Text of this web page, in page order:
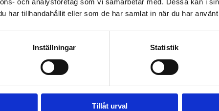
och analysföretag som vi samarbetar med. Dessa kan i
har tillhandahållit eller som de har samlat in när du har
Inställningar Statistik
Tillåt urval
Krossade tomater EKO 400 g
24,00kr
Bönor
25,00kr